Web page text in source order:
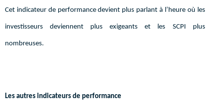
Cet indicateur de performance devient plus parlant à l’heure où les
investisseurs deviennent plus exigeants et les SCPI plus
nombreuses.
Les autres indicateurs de performance